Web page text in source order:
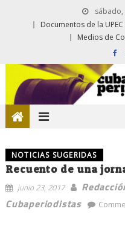
sábado,
Documentos de la UPEC
Medios de
NOTICIAS SUGERIDAS
Recuento de una
junio 23, 2017
Cubaperiodistas